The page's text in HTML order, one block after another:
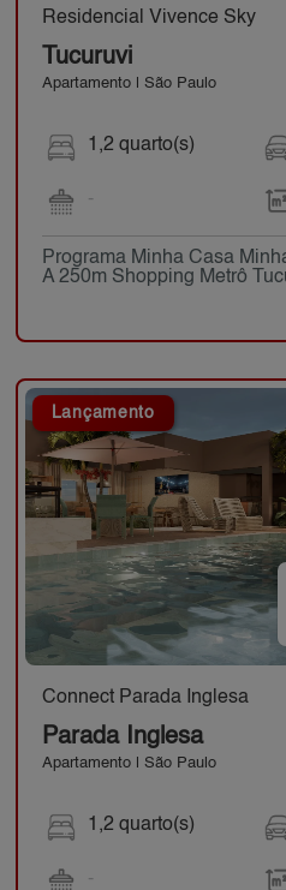
Residencial Vivence Sky
Tucuruvi
Apartamento | São Paulo
1,2 quarto(s)
-
Programa Minha Casa
A 250m Shopping Metrô
Lançamento
Connect Parada Inglesa
Parada Inglesa
Apartamento | São Paulo
1,2 quarto(s)
-